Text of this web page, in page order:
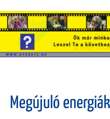
Megújuló energiák